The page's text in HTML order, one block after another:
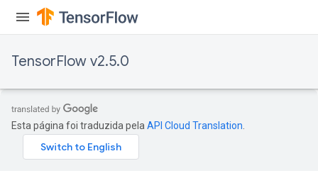
TensorFlow v2.5.0
Esta página foi traduzida pela API Cloud Translation